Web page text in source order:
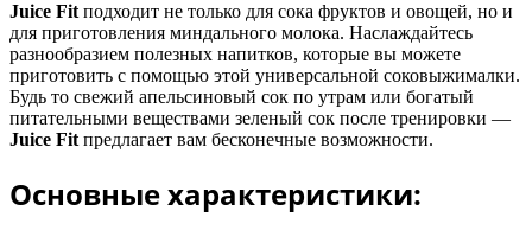
Juice Fit подходит не только для сока фруктов и овощей, но и
для приготовления миндального молока. Наслаждайтесь
разнообразием полезных напитков, которые вы можете
приготовить с помощью этой универсальной соковыжималки.
Будь то свежий апельсиновый сок по утрам или богатый
питательными веществами зеленый сок после тренировки —
Juice Fit предлагает вам бесконечные возможности.
Основные характеристики: